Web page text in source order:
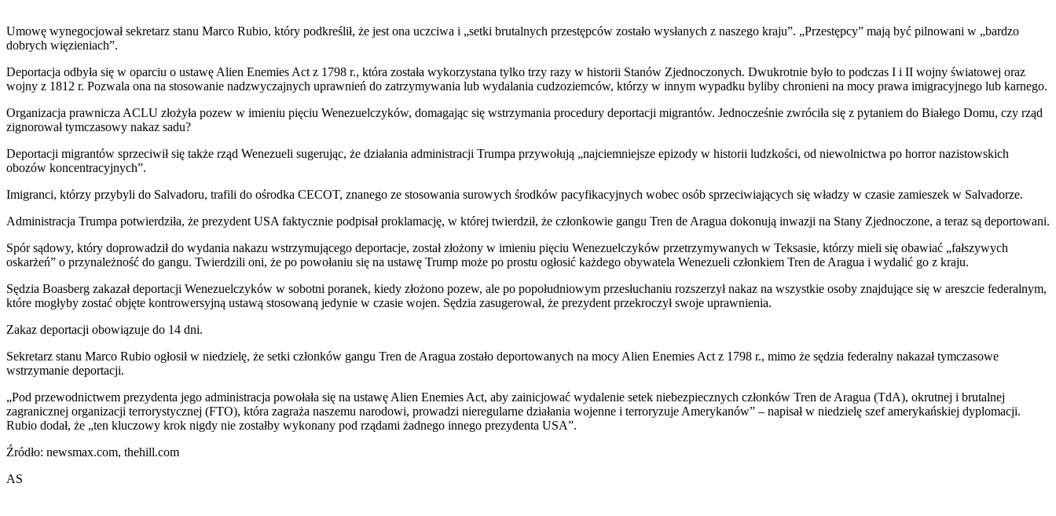
Umowę wynegocjował sekretarz stanu Marco Rubio, który podkreślił, że jest ona uczciwa i „setki brutalnych przestępców zostało wysłanych z naszego kraju”. „Przestępcy” mają być pilnowani w „bardzo
dobrych więzieniach”.
Deportacja odbyła się w oparciu o ustawę Alien Enemies Act z 1798 r., która została wykorzystana tylko trzy razy w historii Stanów Zjednoczonych. Dwukrotnie było to podczas I i II wojny światowej oraz
wojny z 1812 r. Pozwala ona na stosowanie nadzwyczajnych uprawnień do zatrzymywania lub wydalania cudzoziemców, którzy w innym wypadku byliby chronieni na mocy prawa imigracyjnego lub karnego.
Organizacja prawnicza ACLU złożyła pozew w imieniu pięciu Wenezuelczyków, domagając się wstrzymania procedury deportacji migrantów. Jednocześnie zwróciła się z pytaniem do Białego Domu, czy rząd
zignorował tymczasowy nakaz sadu?
Deportacji migrantów sprzeciwił się także rząd Wenezueli sugerując, że działania administracji Trumpa przywołują „najciemniejsze epizody w historii ludzkości, od niewolnictwa po horror nazistowskich
obozów koncentracyjnych”.
Imigranci, którzy przybyli do Salvadoru, trafili do ośrodka CECOT, znanego ze stosowania surowych środków pacyfikacyjnych wobec osób sprzeciwiających się władzy w czasie zamieszek w Salvadorze.
Administracja Trumpa potwierdziła, że ​​prezydent USA faktycznie podpisał proklamację, w której twierdził, że członkowie gangu Tren de Aragua dokonują inwazji na Stany Zjednoczone, a teraz są deportowani.
Spór sądowy, który doprowadził do wydania nakazu wstrzymującego deportacje, został złożony w imieniu pięciu Wenezuelczyków przetrzymywanych w Teksasie, którzy mieli się obawiać „fałszywych
oskarżeń” o przynależność do gangu. Twierdzili oni, że po powołaniu się na ustawę Trump może po prostu ogłosić każdego obywatela Wenezueli członkiem Tren de Aragua i wydalić go z kraju.
Sędzia Boasberg zakazał deportacji Wenezuelczyków w sobotni poranek, kiedy złożono pozew, ale po popołudniowym przesłuchaniu rozszerzył nakaz na wszystkie osoby znajdujące się w areszcie federalnym,
które mogłyby zostać objęte kontrowersyjną ustawą stosowaną jedynie w czasie wojen. Sędzia zasugerował, że prezydent przekroczył swoje uprawnienia.
Zakaz deportacji obowiązuje do 14 dni.
Sekretarz stanu Marco Rubio ogłosił w niedzielę, że setki członków gangu Tren de Aragua zostało deportowanych na mocy Alien Enemies Act z 1798 r., mimo że sędzia federalny nakazał tymczasowe
wstrzymanie deportacji.
„Pod przewodnictwem prezydenta jego administracja powołała się na ustawę Alien Enemies Act, aby zainicjować wydalenie setek niebezpiecznych członków Tren de Aragua (TdA), okrutnej i brutalnej
zagranicznej organizacji terrorystycznej (FTO), która zagraża naszemu narodowi, prowadzi nieregularne działania wojenne i terroryzuje Amerykanów” – napisał w niedzielę szef amerykańskiej dyplomacji.
Rubio dodał, że „ten kluczowy krok nigdy nie zostałby wykonany pod rządami żadnego innego prezydenta USA”.
Źródło: newsmax.com, thehill.com
AS